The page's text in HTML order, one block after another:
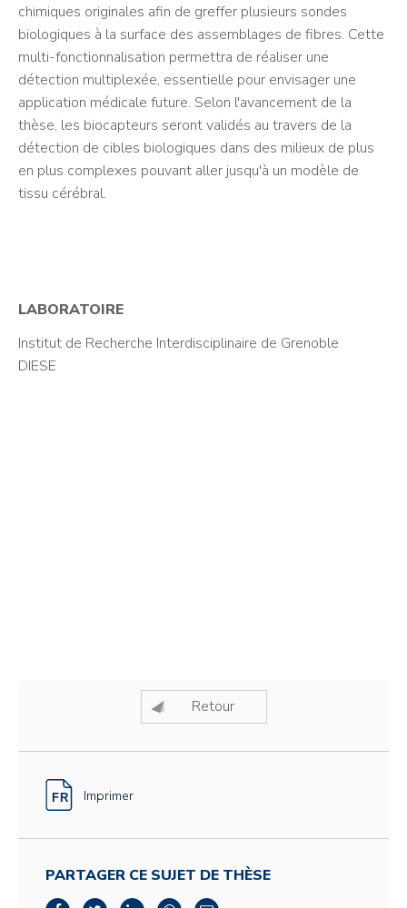
chimiques originales afin de greffer plusieurs sondes
biologiques à la surface des assemblages de fibres. Cette
multi-fonctionnalisation permettra de réaliser une
détection multiplexée, essentielle pour envisager une
application médicale future. Selon l'avancement de la
thèse, les biocapteurs seront validés au travers de la
détection de cibles biologiques dans des milieux de plus
en plus complexes pouvant aller jusqu'à un modèle de
tissu cérébral.
LABORATOIRE
Institut de Recherche Interdisciplinaire de Grenoble
DIESE
Retour
Imprimer
PARTAGER CE SUJET DE THÈSE